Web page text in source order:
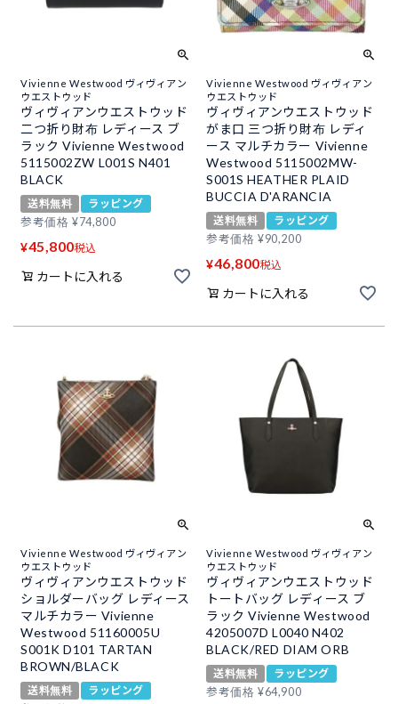
Vivienne Westwood ヴィヴィアン
ウエストウッド
ヴィヴィアンウエストウッド
二つ折り財布 レディース ブ
ラック Vivienne Westwood
5115002ZW L001S N401
BLACK
送料無料
ラッピング
参考価格 ¥74,800
¥45,800税込
カートに入れる
Vivienne Westwood ヴィヴィアン
ウエストウッド
ヴィヴィアンウエストウッド
がま口 三つ折り財布 レディ
ース マルチカラー Vivienne
Westwood 5115002MW-
S001S HEATHER PLAID
BUCCIA D'ARANCIA
送料無料
ラッピング
参考価格 ¥90,200
¥46,800税込
カートに入れる
Vivienne Westwood ヴィヴィアン
ウエストウッド
ヴィヴィアンウエストウッド
ショルダーバッグ レディース
マルチカラー Vivienne
Westwood 51160005U
S001K D101 TARTAN
BROWN/BLACK
送料無料
ラッピング
Vivienne Westwood ヴィヴィアン
ウエストウッド
ヴィヴィアンウエストウッド
トートバッグ レディース ブ
ラック Vivienne Westwood
4205007D L0040 N402
BLACK/RED DIAM ORB
送料無料
ラッピング
参考価格 ¥64,900